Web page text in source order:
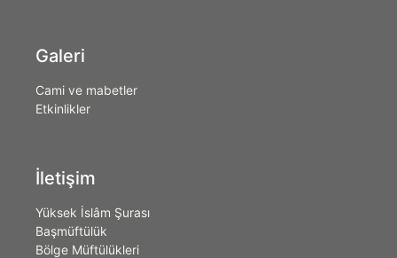
Galeri
Cami ve mabetler
Etkinlikler
İletişim
Yüksek İslâm Şurası
Başmüftülük
Bölge Müftülükleri